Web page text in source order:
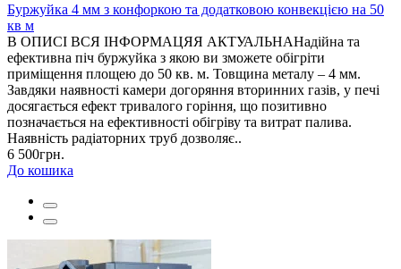
Буржуйка 4 мм з конфоркою та додатковою конвекцією на 50
кв м
В ОПИСІ ВСЯ ІНФОРМАЦЯЯ АКТУАЛЬНАНадійна та
ефективна піч буржуйка з якою ви зможете обігріти
приміщення площею до 50 кв. м. Товщина металу – 4 мм.
Завдяки наявності камери догоряння вторинних газів, у печі
досягається ефект тривалого горіння, що позитивно
позначається на ефективності обігріву та витрат палива.
Наявність радіаторних труб дозволяє..
6 500грн.
До кошика